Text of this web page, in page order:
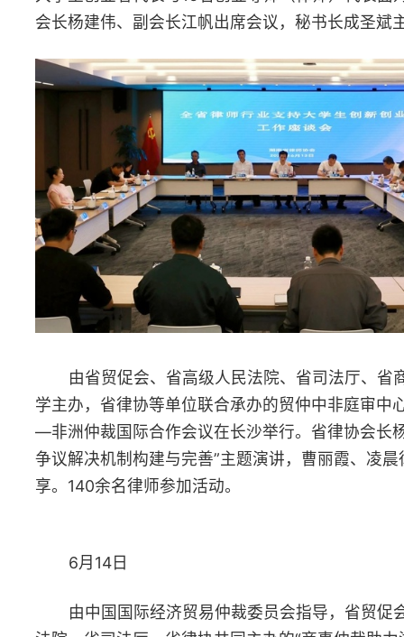
6月21日
省律协召开全省律师行业参政议政座谈会，围绕青年律师培
养、律师执业权利保障、律师调解工作、律师参政议政平台搭建等
入交流。省律协会长杨建伟出席会议并讲话，省律协秘书长成圣斌
省律师行业党委、省律协在长沙举办“青春心向党·建功新时代”
动。来自14个市州的18名青年律师深情讲述新时代湖南律师在服务
法治建设、助力经济社会高质量发展中的奋斗故事与责任担当。